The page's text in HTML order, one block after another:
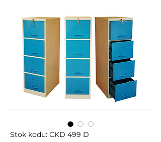
Stok kodu: CKD 499 D